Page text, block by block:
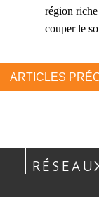
région riche
couper le
ARTICLES